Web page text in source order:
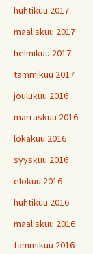
huhtikuu 2017
maaliskuu 2017
helmikuu 2017
tammikuu 2017
joulukuu 2016
marraskuu 2016
lokakuu 2016
syyskuu 2016
elokuu 2016
huhtikuu 2016
maaliskuu 2016
tammikuu 2016